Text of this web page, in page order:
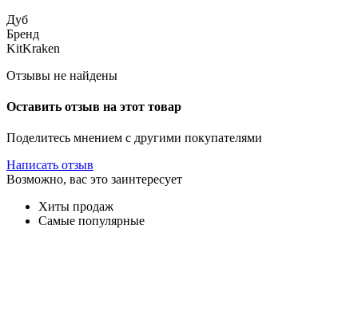
Дуб
Бренд
KitKraken
Отзывы не найдены
Оставить отзыв на этот товар
Поделитесь мнением с другими покупателями
Написать отзыв
Возможно, вас это заинтересует
Хиты продаж
Самые популярные